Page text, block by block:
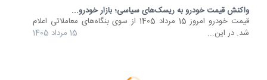
واکنش قیمت خودرو به ریسک‌های سیاسی؛ بازار خودرو...
قیمت خودرو امروز 15 مرداد 1405 از سوی بنگاه‌های معاملاتی اعلام
شد. در این...
15 مرداد 1405